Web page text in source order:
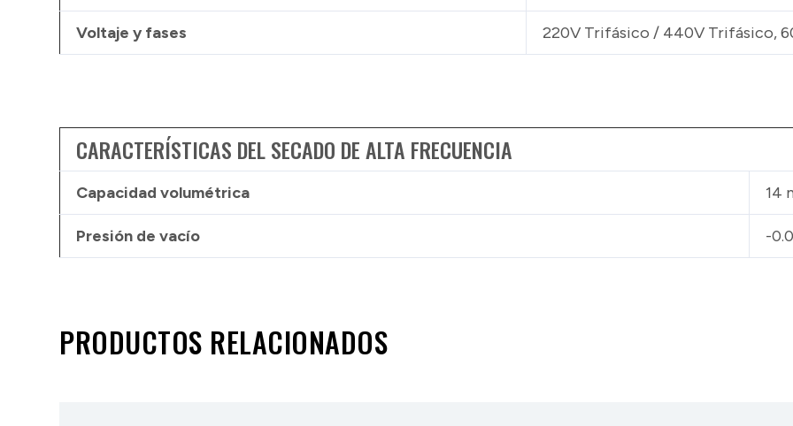
Voltaje y fases 220V Trifásico / 440V Trifásico,
CARACTERÍSTICAS DEL SECADO DE ALTA FRECUENCIA
Capacidad volumétrica 14
Presión de vacío -
PRODUCTOS RELACIONADOS